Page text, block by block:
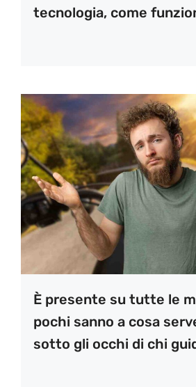
tecnologia, come
È presente su tutte le
pochi sanno a cosa
sotto gli occhi di chi